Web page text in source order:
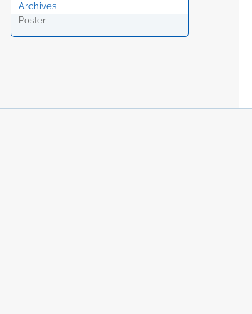
Archives
Poster